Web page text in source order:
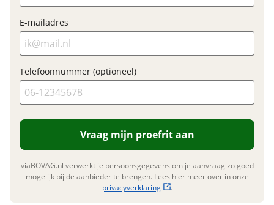
Garanties
BOVAG Garantie
Fabrieksgarantie van
Fabrieksgarantie
E-mailadres
Telefoonnummer (optioneel)
Vraag mijn proefrit aan
viaBOVAG.nl verwerkt je persoonsgegevens om je aanvraag zo goed
mogelijk bij de aanbieder te brengen. Lees hier meer over in onze
privacyverklaring
.